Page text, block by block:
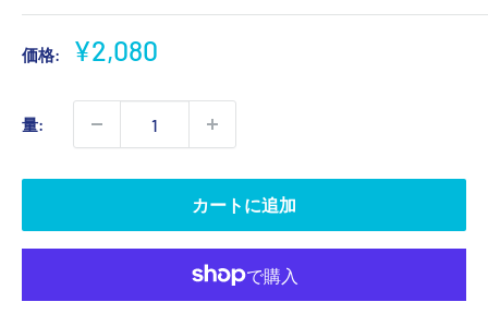
価格:
販
価
格
¥2,080
量:
カートに追加